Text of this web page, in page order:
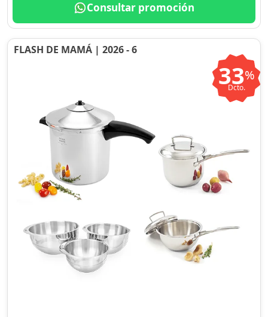
Consultar promoción
FLASH DE MAMÁ | 2026 - 6
33%
Dcto.